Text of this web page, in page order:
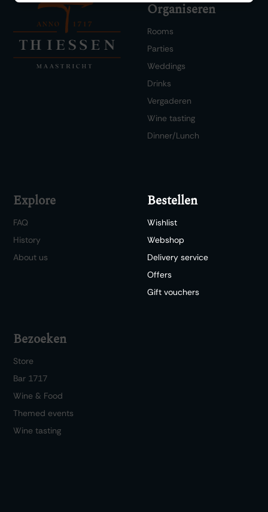
Organiseren
Rooms
Parties
Weddings
Drinks
Vergaderen
Wine tasting
Dinner/Lunch
Explore
FAQ
History
About us
Bestellen
Wishlist
Webshop
Delivery service
Offers
Gift vouchers
Bezoeken
Store
Bar 1717
Wine & Food
Themed events
Wine tasting